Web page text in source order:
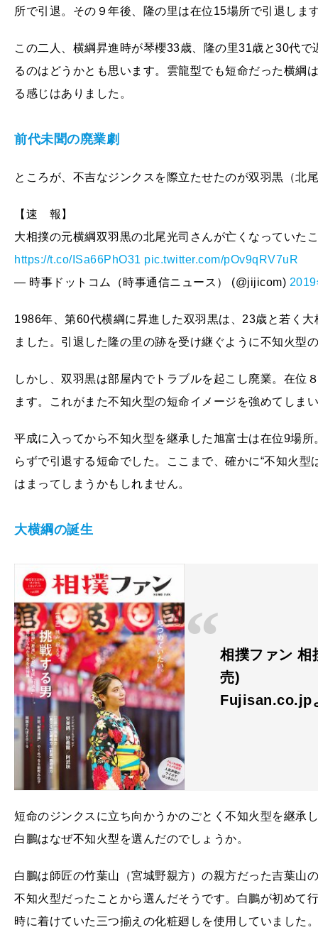
所で引退。その９年後、隆の里は在位15場所で引退しま
この二人、横綱昇進時が琴櫻33歳、隆の里31歳と30代
るのはどうかとも思います。雲龍型でも短命だった横綱
る感じはありました。
前代未聞の廃業劇
ところが、不吉なジンクスを際立たせたのが双羽黒（北
【速 報】
大相撲の元横綱双羽黒の北尾光司さんが亡くなっていた
https://t.co/ISa66PhO31 pic.twitter.com/pOv9qRV7uR
— 時事ドットコム（時事通信ニュース） (@jijicom)
1986年、第60代横綱に昇進した双羽黒は、23歳と若く
ました。引退した隆の里の跡を受け継ぐように不知火型
しかし、双羽黒は部屋内でトラブルを起こし廃業。在位
ます。これがまた不知火型の短命イメージを強めてしま
平成に入ってから不知火型を継承した旭富士は在位9場
らずで引退する短命でした。ここまで、確かに“不知火
はまってしまうかもしれません。
大横綱の誕生
相撲ファン
売)
Fujisan.co.jp
短命のジンクスに立ち向かうかのごとく不知火型を継承
白鵬はなぜ不知火型を選んだのでしょうか。
白鵬は師匠の竹葉山（宮城野親方）の親方だった吉葉山
不知火型だったことから選んだそうです。白鵬が初めて
時に着けていた三つ揃えの化粧廻しを使用していました。